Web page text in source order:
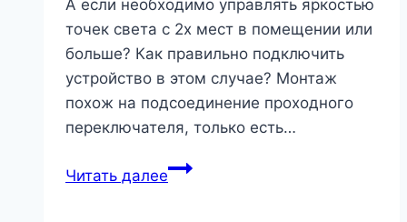
А если необходимо управлять яркостью
точек света с 2х мест в помещении или
больше? Как правильно подключить
устройство в этом случае? Монтаж
похож на подсоединение проходного
переключателя, только есть…
Читать далееКак